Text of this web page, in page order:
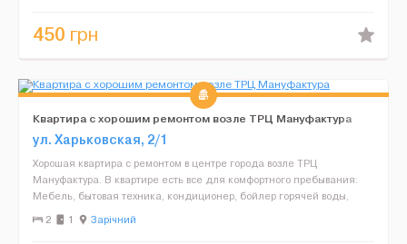
450 грн
Квартира с хорошим ремонтом возле ТРЦ Мануфактура
ул. Харьковская, 2/1
Хорошая квартира с ремонтом в центре города возле ТРЦ
Мануфактура. В квартире есть все для комфортного пребывания:
Мебель, бытовая техника, кондиционер, бойлер горячей воды,
Посуда, постельные принадлежности, плюс инфраструктура: ...
2 1 Зарічний